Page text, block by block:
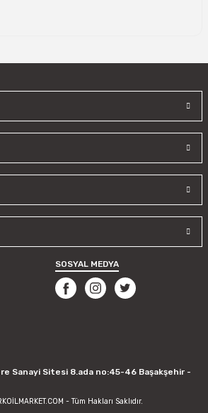
SOSYAL MEDYA
Sanayi Sitesi 8.ada no:45-46 Başakşehir -
- Tüm Hakları Saklıdır.